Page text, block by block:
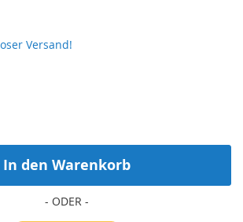
Versand!
In den Warenkorb